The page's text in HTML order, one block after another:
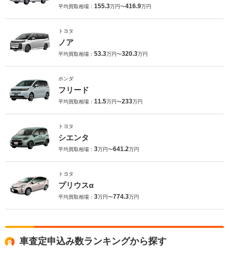
平均買取相場： 155.3万円〜416.9万円
トヨタ
ノア
平均買取相場： 53.3万円〜320.3万円
ホンダ
フリード
平均買取相場： 11.5万円〜233万円
トヨタ
シエンタ
平均買取相場： 3万円〜641.2万円
トヨタ
プリウスα
平均買取相場： 3万円〜774.3万円
車査定申込み数ランキングから探す